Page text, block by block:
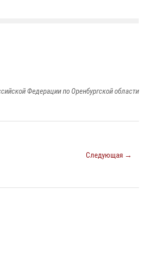
Федерации по Оренбургской области
Следующая →